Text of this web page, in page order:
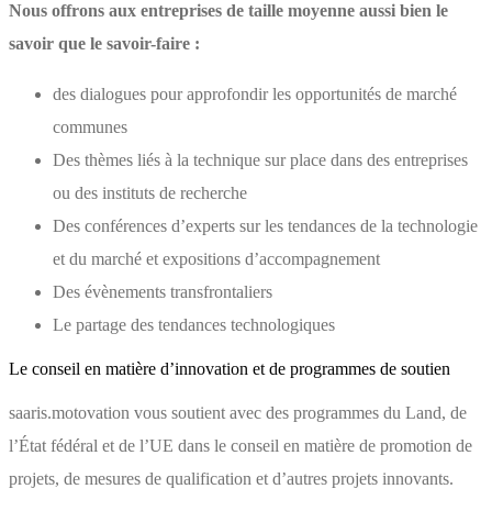
Nous offrons aux entreprises de taille moyenne aussi bien le
savoir que le savoir-faire :
des dialogues pour approfondir les opportunités de marché
communes
Des thèmes liés à la technique sur place dans des entreprises
ou des instituts de recherche
Des conférences d’experts sur les tendances de la technologie
et du marché et expositions d’accompagnement
Des évènements transfrontaliers
Le partage des tendances technologiques
Le conseil en matière d’innovation et de programmes de soutien
saaris.motovation vous soutient avec des programmes du Land, de
l’État fédéral et de l’UE dans le conseil en matière de promotion de
projets, de mesures de qualification et d’autres projets innovants.